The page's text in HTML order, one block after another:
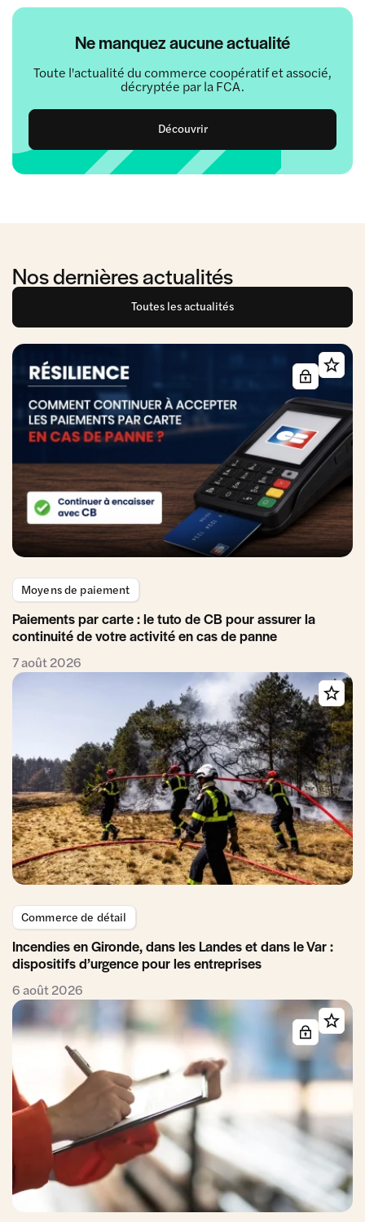
Ne manquez aucune actualité
Toute l'actualité du commerce coopératif et associé,
décryptée par la FCA.
Découvrir
Nos dernières actualités
Toutes les actualités
Moyens de paiement
Paiements par carte : le tuto de CB pour assurer la
continuité de votre activité en cas de panne
7 août 2026
Commerce de détail
Incendies en Gironde, dans les Landes et dans le Var :
dispositifs d’urgence pour les entreprises
6 août 2026